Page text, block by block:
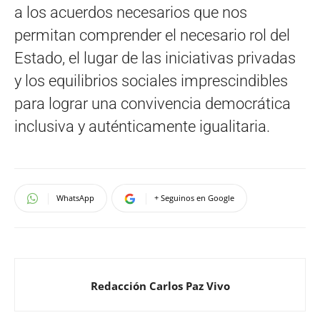
a los acuerdos necesarios que nos
permitan comprender el necesario rol del
Estado, el lugar de las iniciativas privadas
y los equilibrios sociales imprescindibles
para lograr una convivencia democrática
inclusiva y auténticamente igualitaria.
WhatsApp + Seguinos en Google
Redacción Carlos Paz Vivo